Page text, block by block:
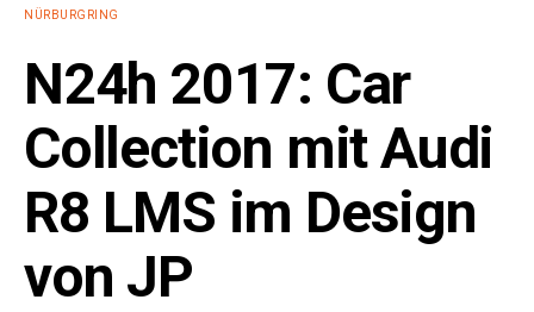
NÜRBURGRING
N24h 2017: Car
Collection mit Audi
R8 LMS im Design
von JP